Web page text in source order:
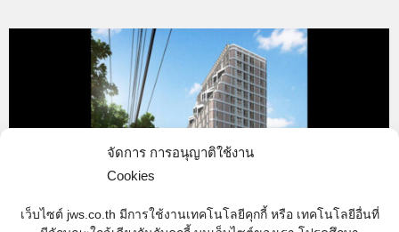
จัดการ การอนุญาติใช้งาน
Cookies
เว็บไซต์ jws.co.th มีการใช้งานเทคโนโลยีคุกกี้ หรือ เทคโนโลยีอื่นที่